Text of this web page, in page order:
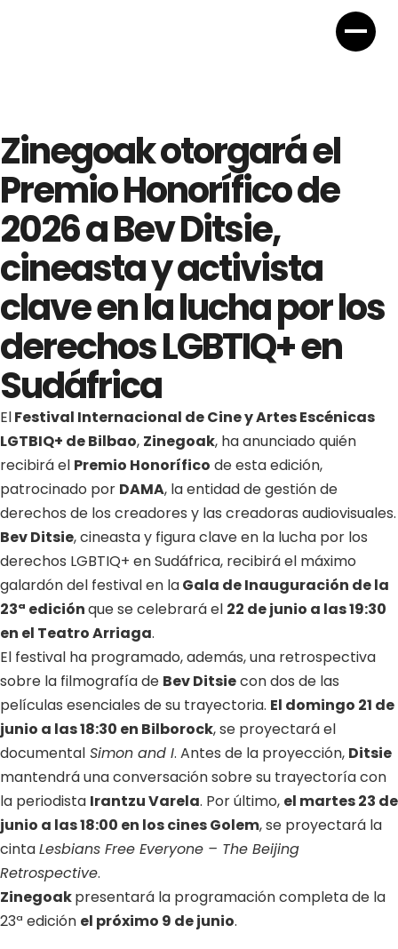
Zinegoak otorgará el
Premio Honorífico de
2026 a Bev Ditsie,
cineasta y activista
clave en la lucha por los
derechos LGBTIQ+ en
Sudáfrica
ElFestival Internacional de Cine y Artes Escénicas
LGTBIQ+ de Bilbao, Zinegoak, ha anunciado quién
recibirá el Premio Honorífico de esta edición,
patrocinado por DAMA, la entidad de gestión de
derechos de los creadores y las creadoras audiovisuales.
Bev Ditsie, cineasta y figura clave en la lucha por los
derechos LGBTIQ+ en Sudáfrica, recibirá el máximo
galardón del festival en laGala de Inauguración de la
23ª ediciónque se celebrará el 22 de junio a las 19:30
en el Teatro Arriaga.
El festival ha programado, además, una retrospectiva
sobre la filmografía de Bev Ditsiecon dos de las
películas esenciales de su trayectoria. El domingo 21 de
junio a las 18:30 en Bilborock, se proyectará el
documental Simon and I. Antes de la proyección, Ditsie
mantendrá una conversación sobre su trayectoría con
la periodista Irantzu Varela. Por último, el martes 23 de
junio a las 18:00 en los cines Golem, se proyectará la
cintaLesbians Free Everyone – The Beijing
Retrospective.
Zinegoakpresentará la programación completa de la
23ª edición el próximo 9 de junio.